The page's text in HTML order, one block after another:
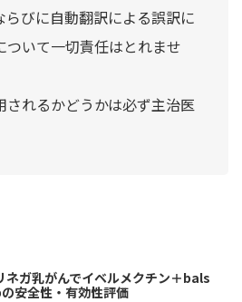
らびに自動翻訳による誤訳に
ついて一切責任はとれませ
されるかどうかは必ず主治医
ネガ乳がんでイベルメクチン＋bals
安全性・有効性評価